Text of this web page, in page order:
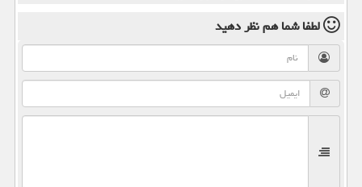
لطفا شما همنظر دهید